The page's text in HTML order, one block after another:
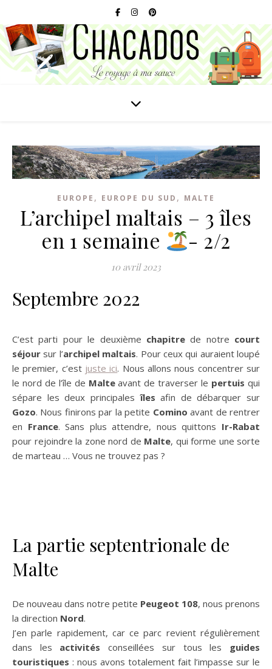
EUROPE , EUROPE DU SUD , MALTE
L’archipel maltais – 3 îles
en 1 semaine
- 2/2
10 avril 2023
Septembre 2022
C’est parti pour le deuxième chapitrede notre court
séjour sur l’archipel maltais. Pour ceux qui auraient loupé
le premier, c’est juste ici. Nous allons nous concentrer sur
le nord de l’île de Malteavant de traverser le pertuis qui
sépare les deux principalesîles afin de débarquer sur
Gozo. Nous finirons par la petite Comino avant de rentrer
en France. Sans plus attendre, nous quittons Ir-Rabat
pour rejoindre la zone nord de Malte, qui forme une sorte
de marteau … Vous ne trouvez pas ?
La partie septentrionale de
Malte
De nouveau dans notre petite Peugeot 108, nous prenons
la direction Nord.
J’en parle rapidement, car ce parc revient régulièrement
dans les activités conseillées sur tous les guides
touristiques : nous avons totalement fait l’impasse sur le